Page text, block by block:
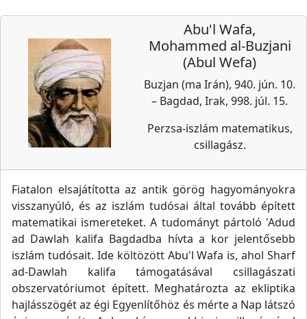
Abu'l Wafa,
Mohammed al-Buzjani
(Abul Wefa)
Buzjan (ma Irán), 940. jún. 10.
– Bagdad, Irak, 998. júl. 15.
Perzsa-iszlám matematikus,
csillagász.
Fiatalon elsajátította az antik görög hagyományokra
visszanyúló, és az iszlám tudósai által tovább épített
matematikai ismereteket. A tudományt pártoló 'Adud
ad Dawlah kalifa Bagdadba hívta a kor jelentősebb
iszlám tudósait. Ide költözött Abu'l Wafa is, ahol Sharf
ad-Dawlah kalifa támogatásával csillagászati
obszervatóriumot épített. Meghatározta az ekliptika
hajlásszögét az égi Egyenlítőhöz és mérte a Nap látszó